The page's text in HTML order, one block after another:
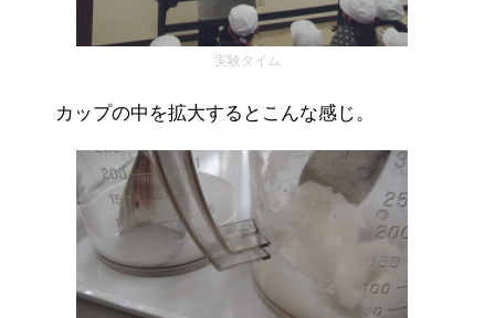
実験タイム
カップの中を拡大するとこんな感じ。